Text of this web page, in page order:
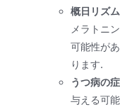
概日リズ
メラトニ
可能性が
ります.
うつ病の
与える可